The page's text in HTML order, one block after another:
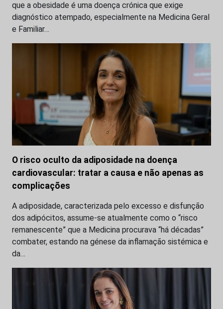
que a obesidade é uma doença crónica que exige
diagnóstico atempado, especialmente na Medicina Geral
e Familiar…
O risco oculto da adiposidade na doença
cardiovascular: tratar a causa e não apenas as
complicações
A adiposidade, caracterizada pelo excesso e disfunção
dos adipócitos, assume-se atualmente como o “risco
remanescente” que a Medicina procurava “há décadas”
combater, estando na génese da inflamação sistémica e
da…